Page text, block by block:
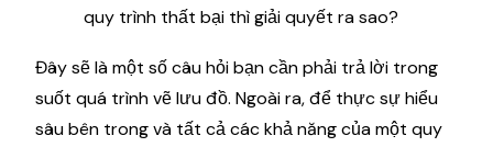
quy trình thất bại thì giải quyết ra sao?
Đây sẽ là một số câu hỏi bạn cần phải trả lời trong
suốt quá trình vẽ lưu đồ. Ngoài ra, để thực sự hiểu
sâu bên trong và tất cả các khả năng của một quy